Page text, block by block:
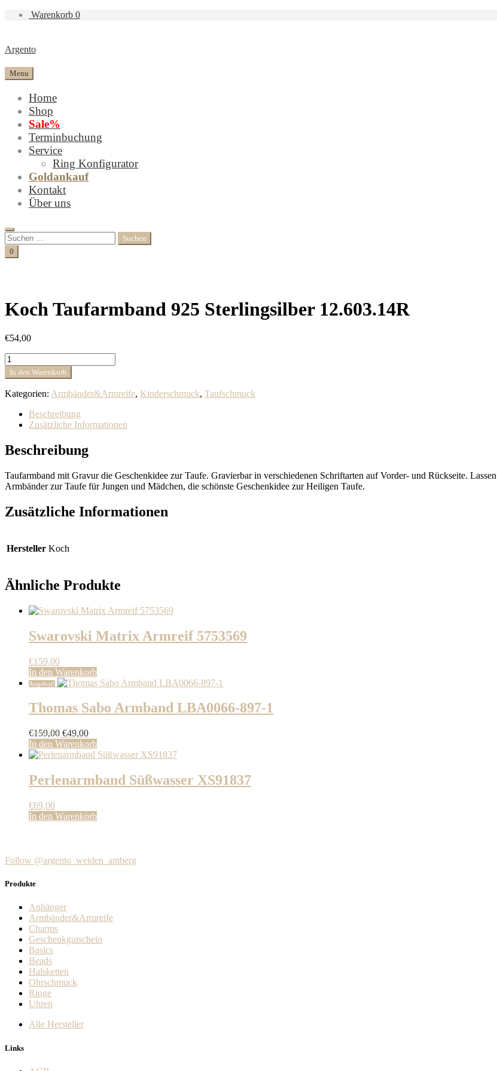
Warenkorb 0
Argento
Menu
Home
Shop
Sale%
Terminbuchung
Service
Ring Konfigurator
Goldankauf
Kontakt
Über uns
Search
Suchen
nach:
Cart
0
Koch Taufarmband 925 Sterlingsilber 12.603.14R
€54,00
Koch
Taufarmband
925
Sterlingsilber
12.603.14R
Menge
In den Warenkorb
Kategorien: Armbänder&Armreife, Kinderschmuck, Taufschmuck
Beschreibung
Zusätzliche Informationen
Beschreibung
Taufarmband mit Gravur die Geschenkidee zur Taufe. Gravierbar in verschiedenen Schriftarten auf Vorder- und Rückseite.
Armbänder zur Taufe für Jungen und Mädchen, die schönste Geschenkidee zur Heiligen Taufe.
Zusätzliche Informationen
Hersteller Koch
Ähnliche Produkte
Swarovski Matrix Armreif 5753569
€159,00
In den Warenkorb
Angebot!
Thomas Sabo Armband LBA0066-897-1
€159,00 Ursprünglicher
Preis
war:
€49,00Aktueller
Preis
ist:
In den Warenkorb
Perlenarmband Süßwasser XS91837
€69,00
In den Warenkorb
Follow @argento_weiden_amberg
Produkte
Anhänger
Armbänder&Armreife
Charms
Geschenkgutschein
Basics
Beads
Halsketten
Ohrschmuck
Ringe
Uhren
Alle Hersteller
Links